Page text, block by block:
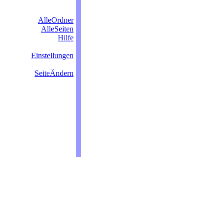
AlleOrdner
AlleSeiten
Hilfe
Einstellungen
SeiteÄndern